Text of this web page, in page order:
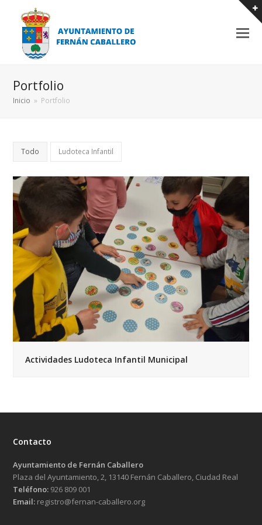
Portfolio
Inicio » Portfolio
Todo Ludoteca Infantil
Actividades Ludoteca Infantil Municipal
Contacto
Ayuntamiento de Fernán Caballero
Plaza del Ayuntamiento, 2, 13140 Fernán Caballero, Ciudad Real
Teléfono: 926 809 001
Email: registro@fernan-caballero.org